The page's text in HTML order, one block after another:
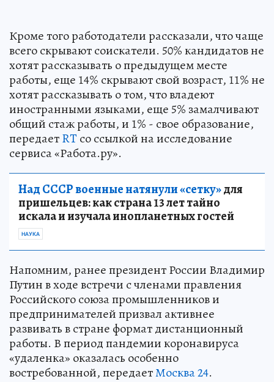
Кроме того работодатели рассказали, что чаще
всего скрывают соискатели. 50% кандидатов не
хотят рассказывать о предыдущем месте
работы, еще 14% скрывают свой возраст, 11% не
хотят рассказывать о том, что владеют
иностранными языками, еще 5% замалчивают
общий стаж работы, и 1% - свое образование,
передаетRTсо ссылкой на исследование
сервиса «Работа.ру».
Над СССР военные натянули «сетку»для
пришельцев: как страна 13 лет тайно
искала и изучала инопланетных гостей
НАУКА
Напомним, ранее президент России Владимир
Путин в ходе встречи с членами правления
Российского союза промышленников и
предпринимателей призвал активнее
развивать в стране формат дистанционный
работы. В период пандемии коронавируса
«удаленка» оказалась особенно
востребованной, передаетМосква 24.